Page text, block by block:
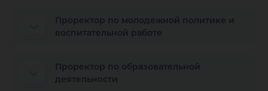
Проректор по молодежной политике и
воспитательной работе
Проректор по образовательной
деятельности